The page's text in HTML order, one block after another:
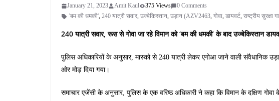
January 21, 2023 Amit Kaul 375 Views
0 Comments
'बम की धमकी', 240 यात्री सवार, उज्बेकिस्तान, उड़ान (AZV2463, गोवा, डायवर्ट, राष्ट्रीय सुरक्षा
240 यात्री सवार, रूस से गोवा जा रहे विमान को ‘बम की धमकी’ के बाद उज्बेकिस्तान
पुलिस अधिकारियों के अनुसार, मास्को से 240 यात्री लेकर एगोआ जाने वाली संवैधानिक
ओर मोड़ दिया गया।
समाचार एजेंसी के अनुसार, पुलिस के एक वरिष्ठ अधिकारी ने कहा कि विमान के दक्षिण